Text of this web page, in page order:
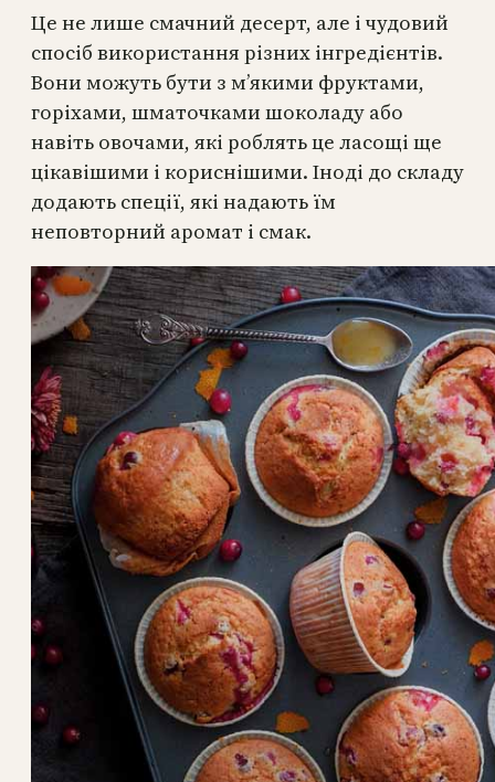
Це не лише смачний десерт, але і чудовий
спосіб використання різних інгредієнтів.
Вони можуть бути з м’якими фруктами,
горіхами, шматочками шоколаду або
навіть овочами, які роблять це ласощі ще
цікавішими і кориснішими. Іноді до складу
додають спеції, які надають їм
неповторний аромат і смак.